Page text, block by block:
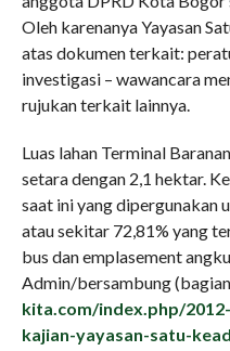
Oleh karenanya Yayasan
atas dokumen terkait:
investigasi – wawancara
rujukan terkait lainnya.
Luas lahan Terminal
setara dengan 2,1 hektar.
saat ini yang dipergunakan
atau sekitar 72,81% yang
bus dan emplasement
Admin/bersambung
kita.com/index.php/
kajian-yayasan-satu-